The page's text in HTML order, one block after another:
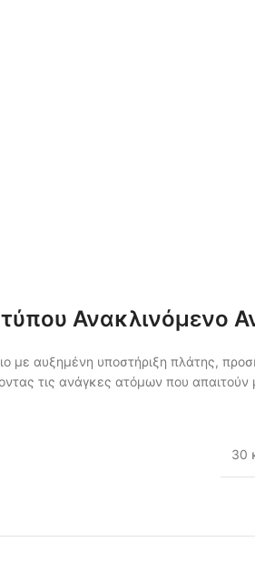
τύπου Ανακλινόμενο
με αυξημένη υποστήριξη πλάτης,
τις ανάγκες ατόμων που
30